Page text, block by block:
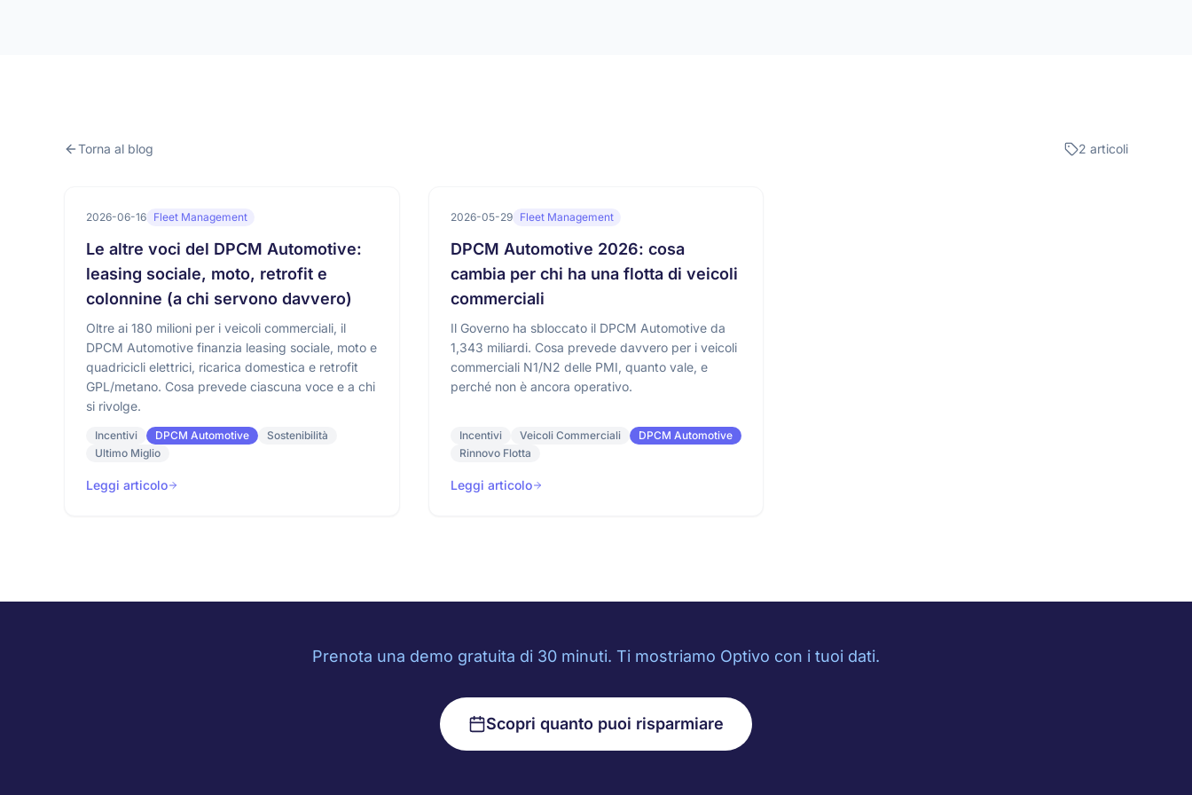
Torna al blog 2 articoli
2026-06-16 Fleet Management
Le altre voci del DPCM Automotive:
leasing sociale, moto, retrofit e
colonnine (a chi servono davvero)
Oltre ai 180 milioni per i veicoli commerciali, il
DPCM Automotive finanzia leasing sociale, moto e
quadricicli elettrici, ricarica domestica e retrofit
GPL/metano. Cosa prevede ciascuna voce e a chi
si rivolge.
Incentivi DPCM Automotive
Sostenibilità
Ultimo Miglio
Leggi articolo
2026-05-29 Fleet Management
DPCM Automotive 2026: cosa
cambia per chi ha una flotta di veicoli
commerciali
Il Governo ha sbloccato il DPCM Automotive da
1,343 miliardi. Cosa prevede davvero per i veicoli
commerciali N1/N2 delle PMI, quanto vale, e
perché non è ancora operativo.
Incentivi Veicoli Commerciali
DPCM Automotive
Rinnovo Flotta
Leggi articolo
Prenota una demo gratuita di 30 minuti. Ti mostriamo Optivo con i tuoi dati.
Scopri quanto puoi risparmiare